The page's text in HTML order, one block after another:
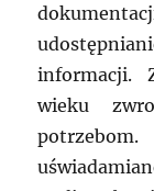
informacji.
wieku